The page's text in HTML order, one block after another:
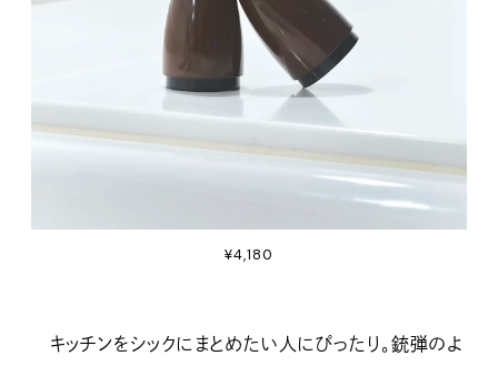
¥4,180
キッチンをシックにまとめたい人にぴったり。銃弾のよ